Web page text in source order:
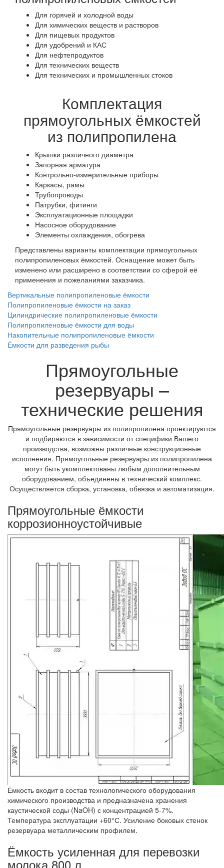
Для горячей и холодной воды
Для химических веществ и растворов
Для пищевых продуктов
Для удобрений и КАС
Для нефтепродуктов
Для технических веществ
Для технических и промышленных стоков
Комплектация
прямоугольных ёмкостей
из полипропилена
Крышки различного диаметра
Запорная арматура
Контрольно-измерительные приборы
Каркасы, рамы
Трубопроводы
Патрубки, фитинги
Эксплуатационные площадки
Насосное оборудование
Элементы охлаждения, обогрева
Представлены варианты комплектации прямоугольных
полипропиленовых ёмкостей. Оснащение может быть
изменено или расширено в соответствии со сферой её
применения и пожеланиями заказчика.
Вертикальные полипропиленовые ёмкости
Полипропиленовые ёмкости на заказ
Цилиндрические полипропиленовые ёмкости
Полипропиленовые ёмкости для воды
Накопительные полипропиленовые ёмкости
Ёмкости для разведения рыбы
Прямоугольные
резервуары –
технические решения
Прямоугольные резервуары из полипропилена проектируются
и подбираются в зависимости от специфики Вашего
производства, возможны различные конструкционные
исполнения. Прямоугольные резервуары из полипропилена
могут быть укомплектованы любым дополнительным
оборудованием, объединены в технический комплекс.
Осуществляется сборка, установка, обвязка и автоматизация.
Прямоугольные ёмкости
коррозионноустойчивые
Ёмкость входит в состав технологического оборудования
химического производства и предназначена хранения
каустической соды (NaOH) с концентрацией 5-7%.
Температура эксплуатации +60°С. Усиление боковых стенок
резервуара металлическим профилем.
Ёмкость усиленная для перевозки
молока 800 л